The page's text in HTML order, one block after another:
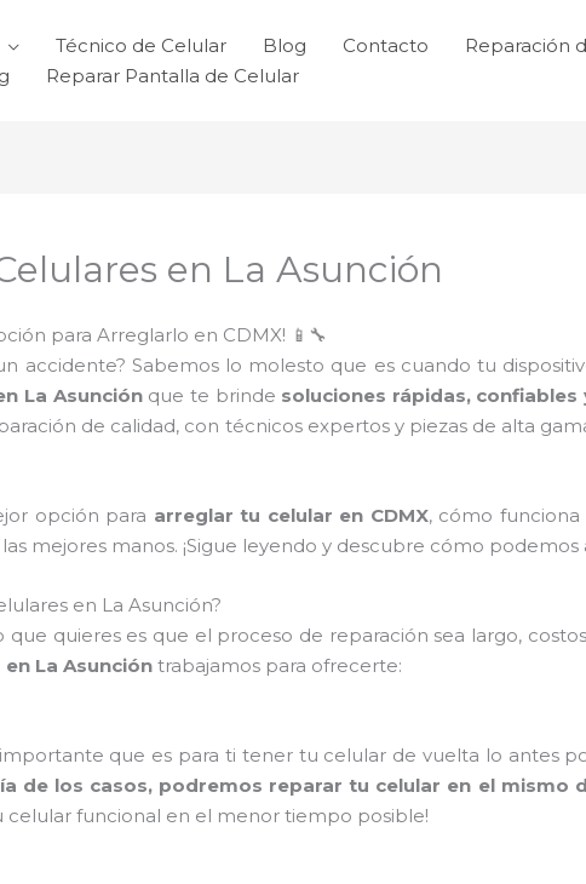
Técnico de Celular Blog Contacto
Reparación
Reparar Pantalla de Celular
en La Asunción
para Arreglarlo en CDMX! 📱🔧
accidente? Sabemos lo molesto que es cuando tu
La Asunciónque te brinde soluciones rápidas, confiables
de calidad, con técnicos expertos y piezas de alta
opción para arreglar tu celular en CDMX, cómo
mejores manos. ¡Sigue leyendo y descubre cómo podemos
en La Asunción?
quieres es que el proceso de reparación sea largo,
La Asunción trabajamos para ofrecerte:
que es para ti tener tu celular de vuelta lo antes
de los casos, podremos reparar tu celular en el mismo
celular funcional en el menor tiempo posible!